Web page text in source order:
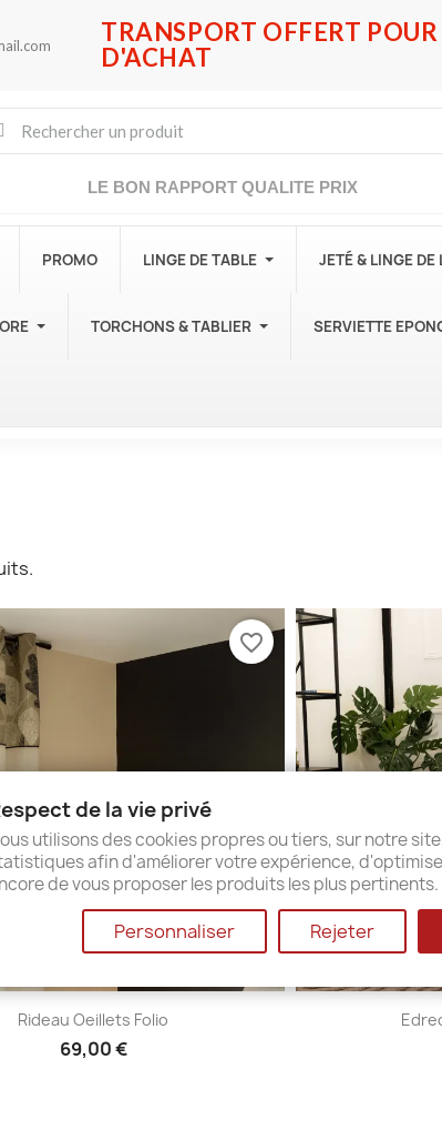
TRANSPORT OFFERT
D'ACHAT
LE BON RAPPORT QUALITE PRIX
PROMO LINGE DE TABLE JETÉ & LINGE DE
TORCHONS & TABLIER SERVIETTE
Aperçu rapide
Rideau Oeillets Folio
69,00 €
favorite_border

de la vie privé
utilisons des cookies propres ou tiers, sur notre
afin d'améliorer votre expérience,
de vous proposer les produits les plus pertinents.
Personnaliser Rejeter